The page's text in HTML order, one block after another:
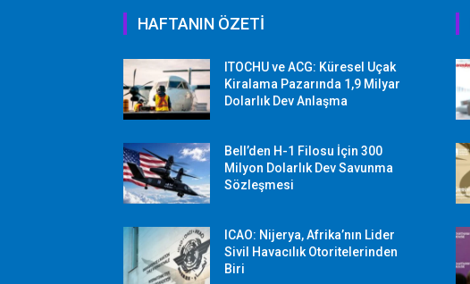
HAFTANIN ÖZETİ
ITOCHU ve ACG: Küresel Uçak
Kiralama Pazarında 1,9 Milyar
Dolarlık Dev Anlaşma
Bell’den H-1 Filosu İçin 300
Milyon Dolarlık Dev Savunma
Sözleşmesi
ICAO: Nijerya, Afrika’nın Lider
Sivil Havacılık Otoritelerinden
Biri